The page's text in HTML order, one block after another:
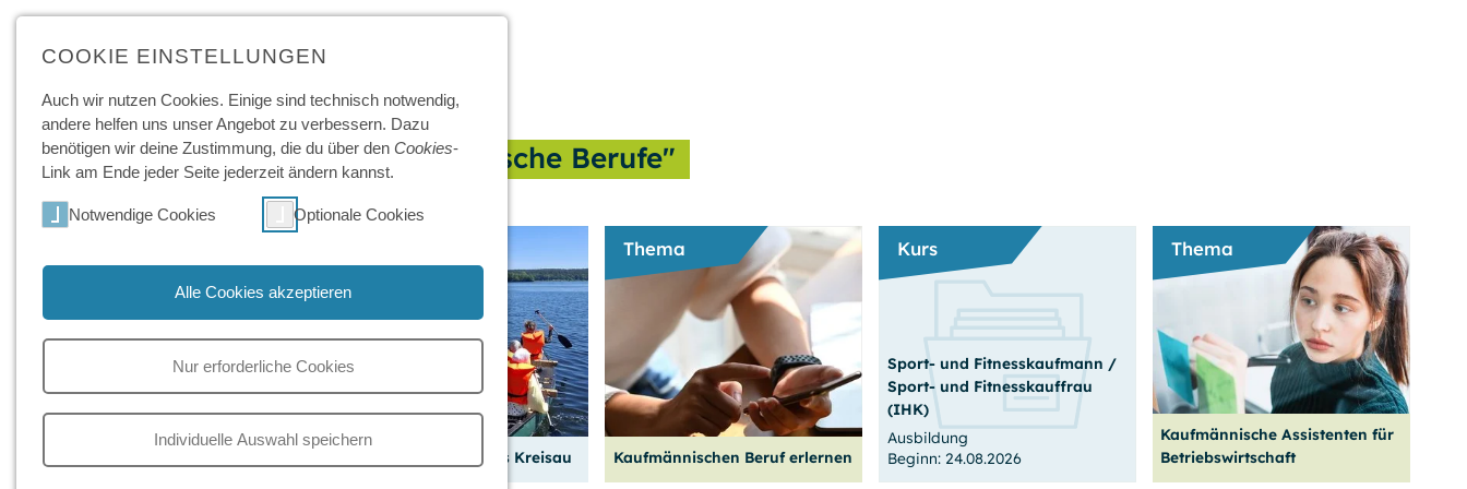
Mehr zum Thema "Kaufmännische Berufe"
Welche Zusatzzertifikate kann
Teambuilding im Haus Kreisau
Thema
Kaufmännischen Beruf erlernen
Kurs
Sport- und Fitnesskaufmann /
Sport- und Fitnesskauffrau
(IHK)
Ausbildung
Beginn: 24.08.2026
Thema
Kaufmännische Assistenten für
Betriebswirtschaft
COOKIE EINSTELLUNGEN
Auch wir nutzen Cookies. Einige sind technisch not­wendig,
andere helfen uns unser Angebot zu ver­bessern. Dazu
benötigen wir deine Zu­stimmung, die du über den Cookies-
Link am Ende jeder Seite jeder­zeit ändern kannst.
Notwendige Cookies Optionale Cookies
Alle Cookies akzeptieren
Nur erforderliche Cookies
Individuelle Auswahl speichern